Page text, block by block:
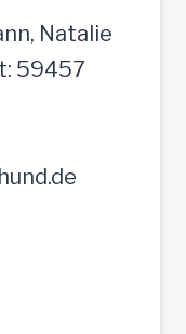
Natalie
59457